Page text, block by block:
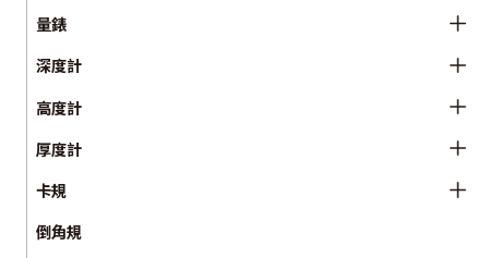
量錶
深度計
高度計
厚度計
卡規
倒角規